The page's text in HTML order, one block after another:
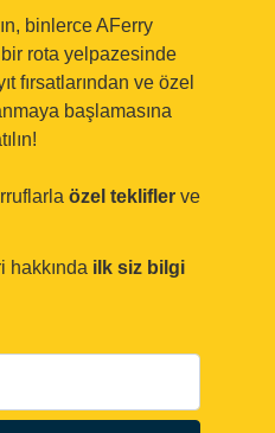
binlerce AFerry
rota yelpazesinde
fırsatlarından ve özel
başlamasına
özel teklifler ve
hakkında ilk siz bilgi